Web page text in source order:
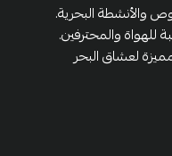
والأنشطة البحرية.
والمحترفين.
لعشاق البحر